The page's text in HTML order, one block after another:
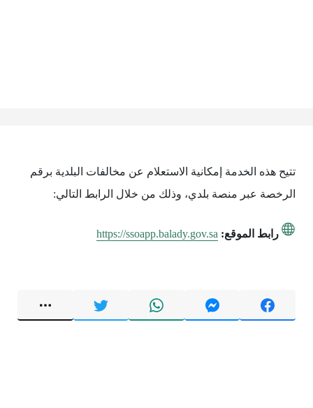
تتيح هذه الخدمة إمكانية الاستعلام عن مخالفات البلدية برقم
الرخصة عبر منصة بلدي، وذلك من خلال الرابط التالي:
رابط الموقع: https://ssoapp.balady.gov.sa